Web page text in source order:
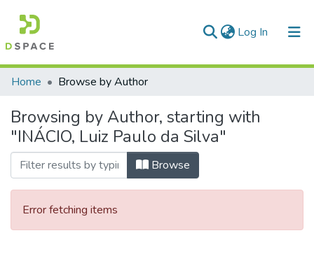
Log In (current)
Communities & Collections
All of DSpace
Home Browse by Author
Browsing by Author, starting with
"INÁCIO, Luiz Paulo da Silva"
Browse
Error fetching items